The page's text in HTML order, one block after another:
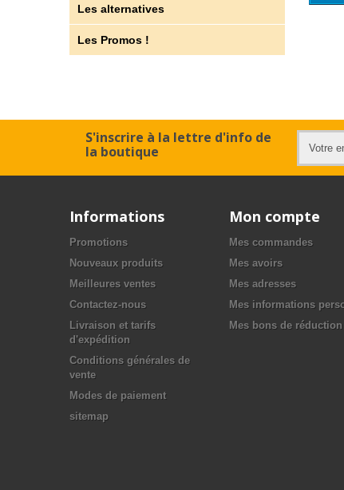
Les alternatives
Les Promos !
S'inscrire à la lettre d'info de
la boutique
Informations
Promotions
Nouveaux produits
Meilleures ventes
Contactez-nous
Livraison et tarifs
d'expédition
Conditions générales de
vente
Modes de paiement
sitemap
Mon compte
Mes commandes
Mes avoirs
Mes adresses
Mes informations
Mes bons de réduction